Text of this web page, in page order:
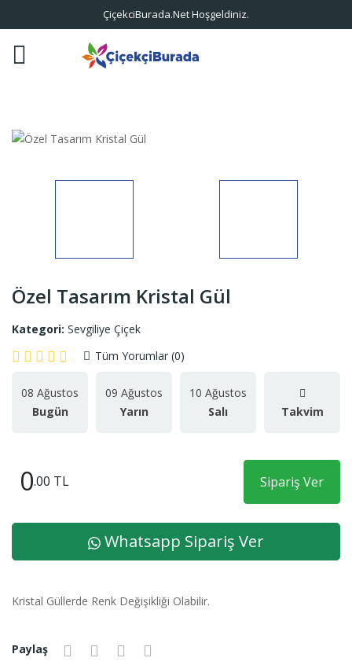
ÇiçekciBurada.Net Hoşgeldiniz.
Özel Tasarım Kristal Gül
Kategori: Sevgiliye Çiçek
Tüm Yorumlar (0)
08 Ağustos
Bugün
09 Ağustos
Yarın
10 Ağustos
Salı
Takvim
0.00 TL Sipariş Ver
Whatsapp Sipariş Ver
Kristal Güllerde Renk Değişikliği Olabilir.
Paylaş